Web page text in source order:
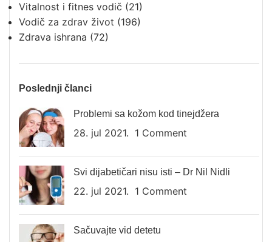
Vitalnost i fitnes vodič (21)
Vodič za zdrav život (196)
Zdrava ishrana (72)
Poslednji članci
Problemi sa kožom kod tinejdžera
28. jul 2021. 1 Comment
Svi dijabetičari nisu isti – Dr Nil Nidli
22. jul 2021. 1 Comment
Sačuvajte vid detetu